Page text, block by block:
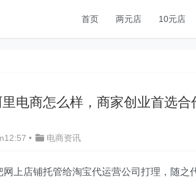
首页 两元店 10元店
里电商怎么样，商家创业首选合
• 电商资讯
上店铺托管给淘宝代运营公司打理，随之